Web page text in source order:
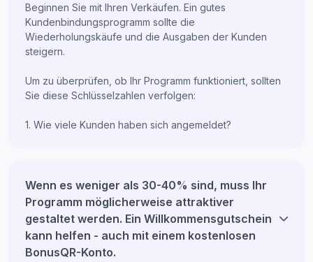
Beginnen Sie mit Ihren Verkäufen. Ein gutes
Kundenbindungsprogramm sollte die
Wiederholungskäufe und die Ausgaben der Kunden
steigern.
Um zu überprüfen, ob Ihr Programm funktioniert, sollten
Sie diese Schlüsselzahlen verfolgen:
1. Wie viele Kunden haben sich angemeldet?
Wenn es weniger als 30-40% sind, muss Ihr
Programm möglicherweise attraktiver
gestaltet werden. Ein Willkommensgutschein
kann helfen - auch mit einem kostenlosen
BonusQR-Konto.